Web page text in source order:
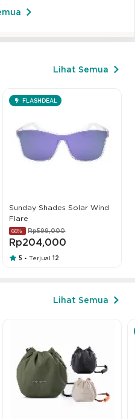
Lihat Semua
FLASHDEAL
Sunday Shades Solar Wind
Flare
66% Rp599,000
Rp204,000
5 • Terjual 12
Lihat Semua